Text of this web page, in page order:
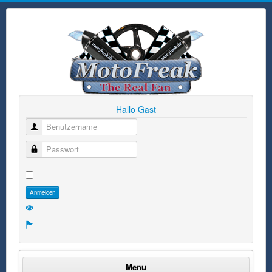
Hallo Gast
Benutzername
Passwort
Anmelden
Menu